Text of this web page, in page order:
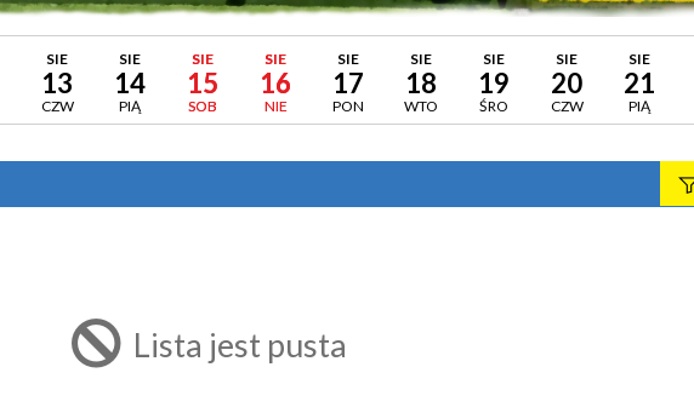
SIE
13
CZW
SIE
14
PIĄ
SIE
15
SOB
SIE
16
NIE
SIE
17
PON
SIE
18
WTO
SIE
19
ŚRO
SIE
20
CZW
SIE
21
PIĄ
Lista jest pusta